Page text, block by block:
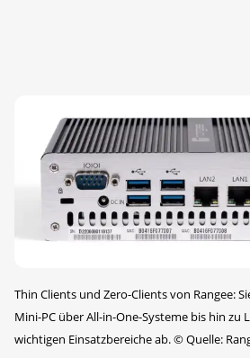
Thin Clients und Zero-Clients von Rangee:
Mini-PC über All-in-One-Systeme bis hin zu
wichtigen Einsatzbereiche ab.©Quelle: